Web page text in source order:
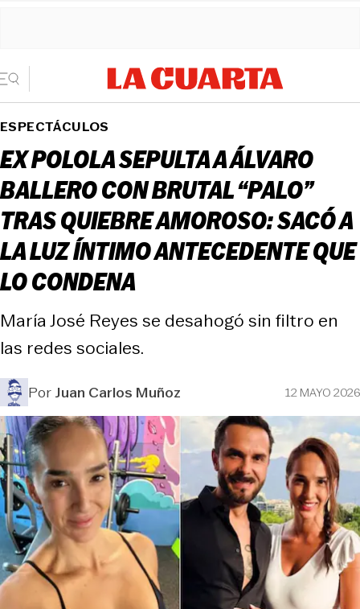
ESPECTÁCULOS
EX POLOLA SEPULTA A ÁLVARO
BALLERO CON BRUTAL “PALO”
TRAS QUIEBRE AMOROSO: SACÓ A
LA LUZ ÍNTIMO ANTECEDENTE QUE
LO CONDENA
María José Reyes se desahogó sin filtro en
las redes sociales.
PorJuan Carlos Muñoz 12 MAYO 2026